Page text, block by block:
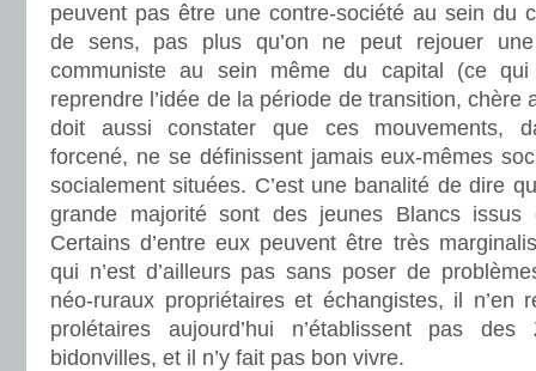
peuvent pas être une contre-société au sein du
de sens, pas plus qu’on ne peut rejouer une
communiste au sein même du capital (ce
reprendre l’idée de la période de transition, chère
doit aussi constater que ces mouvements,
forcené, ne se définissent jamais eux-mêmes
socialement situées. C’est une banalité de dire
grande majorité sont des jeunes Blancs issus
Certains d’entre eux peuvent être très
qui n’est d’ailleurs pas sans poser de
néo-ruraux propriétaires et échangistes, il n’en
prolétaires aujourd’hui n’établissent pas
bidonvilles, et il n’y fait pas bon vivre.